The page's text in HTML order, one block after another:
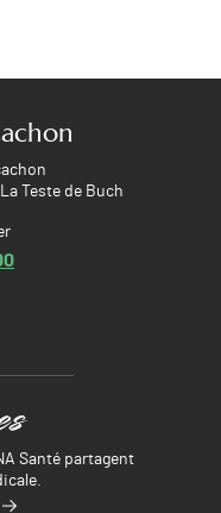
Teste de Buch
Santé partagent